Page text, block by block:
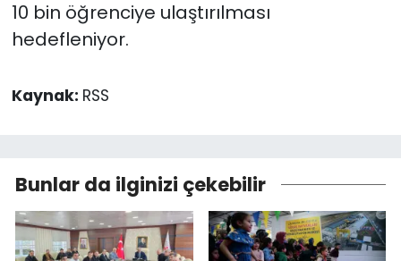
10 bin öğrenciye ulaştırılması
hedefleniyor.
Kaynak: RSS
Bunlar da ilginizi çekebilir